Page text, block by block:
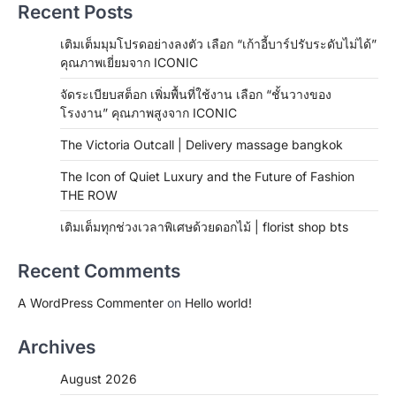
Recent Posts
เติมเต็มมุมโปรดอย่างลงตัว เลือก “เก้าอี้บาร์ปรับระดับไม่ได้”
คุณภาพเยี่ยมจาก ICONIC
จัดระเบียบสต็อก เพิ่มพื้นที่ใช้งาน เลือก “ชั้นวางของ
โรงงาน” คุณภาพสูงจาก ICONIC
The Victoria Outcall | Delivery massage bangkok
The Icon of Quiet Luxury and the Future of Fashion
THE ROW
เติมเต็มทุกช่วงเวลาพิเศษด้วยดอกไม้ | florist shop bts
Recent Comments
A WordPress Commenter on Hello world!
Archives
August 2026